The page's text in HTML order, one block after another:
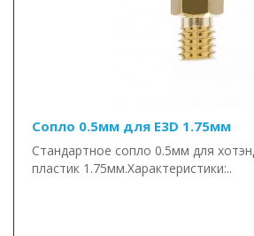
Сопло 0.5мм для E3D 1.75мм
Стандартное сопло 0.5мм для
пластик 1.75мм.Характеристики:..